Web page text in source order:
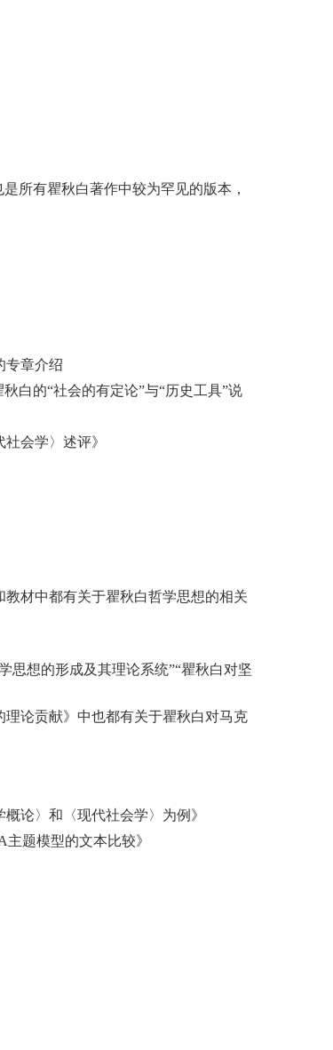
所有瞿秋白著作中较为罕见的版本，
专章介绍
白的“社会的有定论”与“历史工具”说
会学〉述评》
材中都有关于瞿秋白哲学思想的相关
思想的形成及其理论系统”“瞿秋白对坚
论贡献》中也都有关于瞿秋白对马克
论〉和〈现代社会学〉为例》
主题模型的文本比较》